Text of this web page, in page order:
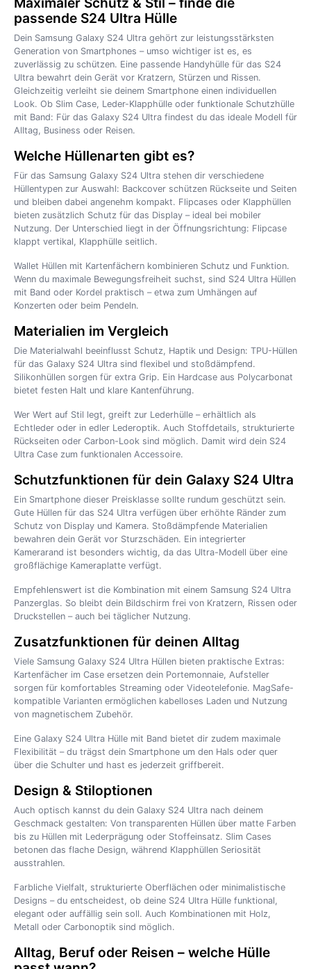
passende S24 Ultra Hülle
Dein Samsung Galaxy S24 Ultra gehört zur leistungsstärksten
Generation von Smartphones – umso wichtiger ist es, es
zuverlässig zu schützen. Eine passende Handyhülle für das S24
Ultra bewahrt dein Gerät vor Kratzern, Stürzen und Rissen.
Gleichzeitig verleiht sie deinem Smartphone einen individuellen
Look. Ob Slim Case, Leder-Klapphülle oder funktionale Schutzhülle
mit Band: Für das Galaxy S24 Ultra findest du das ideale Modell für
Alltag, Business oder Reisen.
Welche Hüllenarten gibt es?
Für das Samsung Galaxy S24 Ultra stehen dir verschiedene
Hüllentypen zur Auswahl: Backcover schützen Rückseite und Seiten
und bleiben dabei angenehm kompakt. Flipcases oder Klapphüllen
bieten zusätzlich Schutz für das Display – ideal bei mobiler
Nutzung. Der Unterschied liegt in der Öffnungsrichtung: Flipcase
klappt vertikal, Klapphülle seitlich.
Wallet Hüllen mit Kartenfächern kombinieren Schutz und Funktion.
Wenn du maximale Bewegungsfreiheit suchst, sind S24 Ultra Hüllen
mit Band oder Kordel praktisch – etwa zum Umhängen auf
Konzerten oder beim Pendeln.
Materialien im Vergleich
Die Materialwahl beeinflusst Schutz, Haptik und Design: TPU-Hüllen
für das Galaxy S24 Ultra sind flexibel und stoßdämpfend.
Silikonhüllen sorgen für extra Grip. Ein Hardcase aus Polycarbonat
bietet festen Halt und klare Kantenführung.
Wer Wert auf Stil legt, greift zur Lederhülle – erhältlich als
Echtleder oder in edler Lederoptik. Auch Stoffdetails, strukturierte
Rückseiten oder Carbon-Look sind möglich. Damit wird dein S24
Ultra Case zum funktionalen Accessoire.
Schutzfunktionen für dein Galaxy S24 Ultra
Ein Smartphone dieser Preisklasse sollte rundum geschützt sein.
Gute Hüllen für das S24 Ultra verfügen über erhöhte Ränder zum
Schutz von Display und Kamera. Stoßdämpfende Materialien
bewahren dein Gerät vor Sturzschäden. Ein integrierter
Kamerarand ist besonders wichtig, da das Ultra-Modell über eine
großflächige Kameraplatte verfügt.
Empfehlenswert ist die Kombination mit einem Samsung S24 Ultra
Panzerglas. So bleibt dein Bildschirm frei von Kratzern, Rissen oder
Druckstellen – auch bei täglicher Nutzung.
Zusatzfunktionen für deinen Alltag
Viele Samsung Galaxy S24 Ultra Hüllen bieten praktische Extras:
Kartenfächer im Case ersetzen dein Portemonnaie, Aufsteller
sorgen für komfortables Streaming oder Videotelefonie. MagSafe-
kompatible Varianten ermöglichen kabelloses Laden und Nutzung
von magnetischem Zubehör.
Eine Galaxy S24 Ultra Hülle mit Band bietet dir zudem maximale
Flexibilität – du trägst dein Smartphone um den Hals oder quer
über die Schulter und hast es jederzeit griffbereit.
Design & Stiloptionen
Auch optisch kannst du dein Galaxy S24 Ultra nach deinem
Geschmack gestalten: Von transparenten Hüllen über matte Farben
bis zu Hüllen mit Lederprägung oder Stoffeinsatz. Slim Cases
betonen das flache Design, während Klapphüllen Seriosität
ausstrahlen.
Farbliche Vielfalt, strukturierte Oberflächen oder minimalistische
Designs – du entscheidest, ob deine S24 Ultra Hülle funktional,
elegant oder auffällig sein soll. Auch Kombinationen mit Holz,
Metall oder Carbonoptik sind möglich.
Alltag, Beruf oder Reisen – welche Hülle